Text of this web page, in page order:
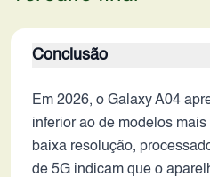
Conclusão
Em 2026, o Galaxy A04
inferior ao de modelos
baixa resolução,
de 5G indicam que o